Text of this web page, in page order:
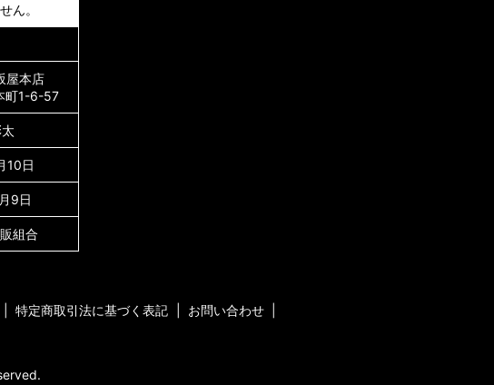
ん。
屋本店
町1-6-57
10日
9日
組合
特定商取引法に基づく表記
お問い合わせ